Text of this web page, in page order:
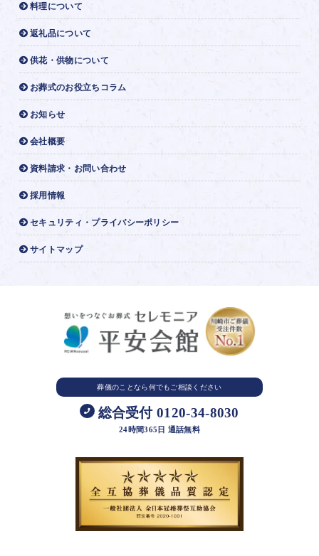
料理について
返礼品について
供花・供物について
お葬式のお役立ちコラム
お知らせ
会社概要
資料請求・お問い合わせ
採用情報
セキュリティ・プライバシーポリシー
サイトマップ
葬儀のことなら何でもご相談ください
総合受付 0120-34-8030
24時間365日 通話無料